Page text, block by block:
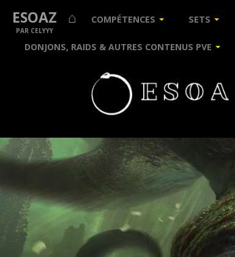
ESOAZ ⌂
PAR CELYYY
COMPÉTENCES SETS
DONJONS, RAIDS & AUTRES CONTENUS PVE
Guides
&
The
Elder
Scrolls
Online